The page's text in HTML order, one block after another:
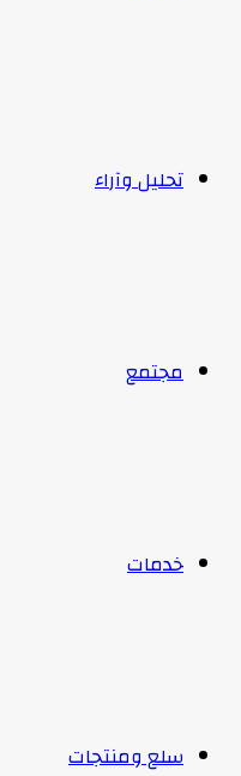
تحليل وآراء
مجتمع
خدمات
سلع ومنتجات